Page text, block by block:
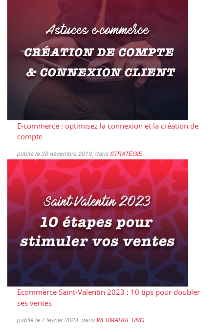
E-commerce : optimisez la connexion et la création de
compte
publié le 20 décembre 2019, dansSTRATÉGIE
Ecommerce Saint-Valentin 2023 : 10 tips pour doubler
ses ventes
publié le 7 février 2023, dans WEBMARKETING